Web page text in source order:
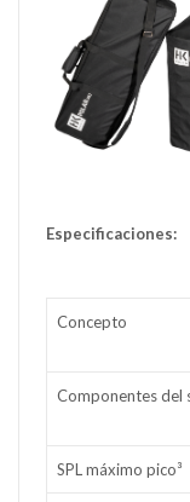
Especificaciones:
Concepto
Componentes del
SPL máximo pico³